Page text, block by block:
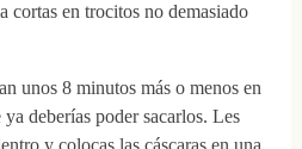
cortas en trocitos no demasiado
unos 8 minutos más o menos en
ya deberías poder sacarlos. Les